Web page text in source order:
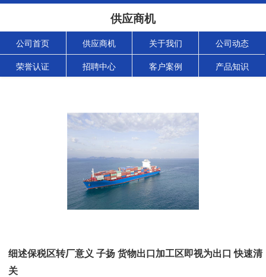
供应商机
公司首页 供应商机 关于我们 公司动态
荣誉认证 招聘中心 客户案例 产品知识
细述保税区转厂意义 子扬 货物出口加工区即视为出口 快速清
关